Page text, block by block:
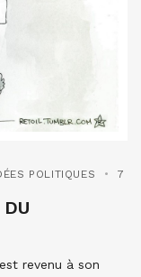
POLITIQUES
7
revenu à son